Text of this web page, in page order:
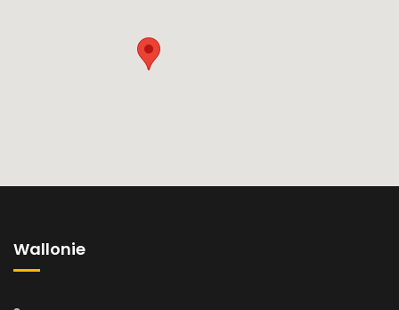
Wallonie